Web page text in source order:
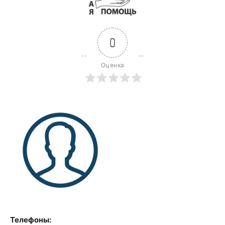
0
Оценка
Телефоны: